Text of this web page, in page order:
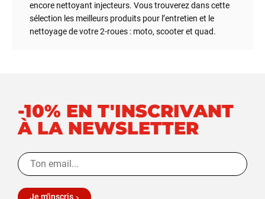
encore nettoyant injecteurs. Vous trouverez dans cette
sélection les meilleurs produits pour l’entretien et le
nettoyage de votre 2-roues : moto, scooter et quad.
-10% EN T'INSCRIVANT
À LA NEWSLETTER
Je m'inscris